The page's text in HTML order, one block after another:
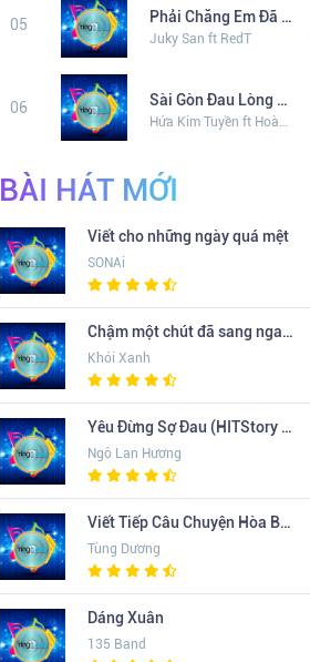
05 Phải Chăng Em Đã Yêu
Juky San ft RedT
06 Sài Gòn Đau Lòng Quá
Hứa Kim Tuyền ft Hoàng Duyên
BÀI HÁT MỚI
Viết cho những ngày quá mệt
SONAi
Chậm một chút đã sang ngang
Khói Xanh
Yêu Đừng Sợ Đau (HITStory Live Version)
Ngô Lan Hương
Viết Tiếp Câu Chuyện Hòa Bình
Tùng Dương
Dáng Xuân
135 Band